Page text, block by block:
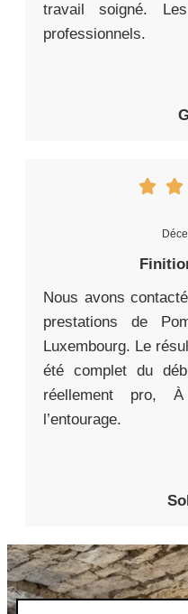
travail soigné.
professionnels.
Nous avons
prestations de
Luxembourg. Le
été complet du
réellement pro,
l’entourage.